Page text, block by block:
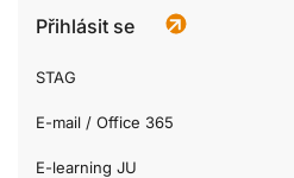
Přihlásit se
STAG
E-mail / Office 365
E-learning JU